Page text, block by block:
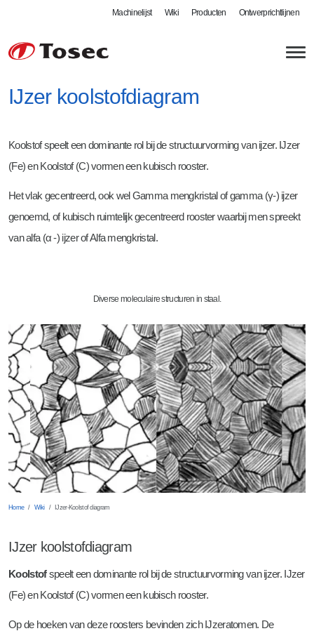
Machinelijst Wiki Producten Ontwerprichtlijnen
Plaatbewerking
Kanten en zetten
Boren en tappen
Snijkanten bewerken
Robotlassen
Controle
Tosec als werkgever
Zaterdag- en vakantiewerk bij Tosec
IJzer koolstofdiagram
Koolstof speelt een dominante rol bij de structuurvorming van ijzer. IJzer
(Fe) en Koolstof (C) vormen een kubisch rooster.
Het vlak gecentreerd, ook wel Gamma mengkristal of gamma (γ-) ijzer
genoemd, of kubisch ruimtelijk gecentreerd rooster waarbij men spreekt
van alfa (α -) ijzer of Alfa mengkristal.
Diverse moleculaire structuren in staal.
Home Wiki IJzer-Koolstof diagram
IJzer koolstofdiagram
Koolstofspeelt een dominante rol bij de structuurvorming van ijzer. IJzer
(Fe) en Koolstof (C) vormen een kubisch rooster.
Op de hoeken van deze roosters bevinden zich IJzeratomen. De